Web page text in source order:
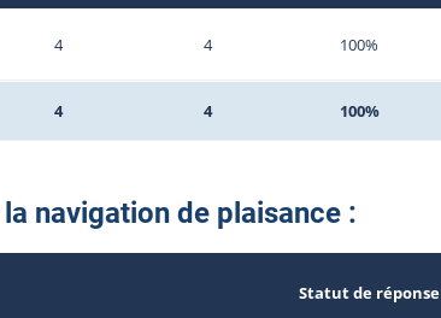
4 4 100%
4 4 100%
navigation de plaisance :
Statut de réponse